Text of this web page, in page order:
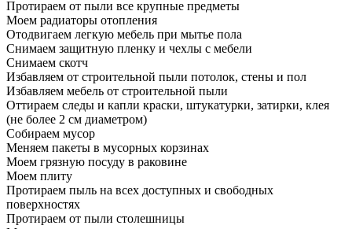
Протираем от пыли все крупные предметы
Моем радиаторы отопления
Отодвигаем легкую мебель при мытье пола
Снимаем защитную пленку и чехлы с мебели
Снимаем скотч
Избавляем от строительной пыли потолок, стены и пол
Избавляем мебель от строительной пыли
Оттираем следы и капли краски, штукатурки, затирки, клея
(не более 2 см диаметром)
Собираем мусор
Меняем пакеты в мусорных корзинах
Моем грязную посуду в раковине
Моем плиту
Протираем пыль на всех доступных и свободных
поверхностях
Протираем от пыли столешницы